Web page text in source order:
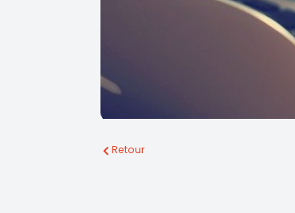
Retour